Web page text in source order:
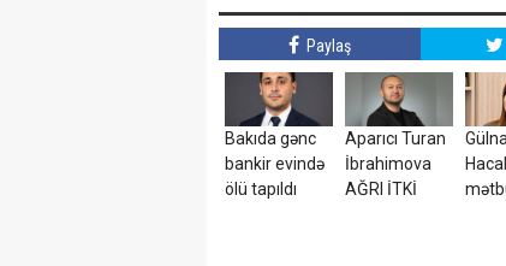
Paylaş
Bakıda gənc
bankir evində
ölü tapıldı
Aparıcı Turan
İbrahimova
AĞRI İTKİ